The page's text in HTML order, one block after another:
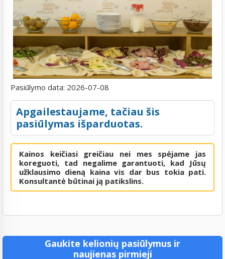
Pasiūlymo data: 2026-07-08
Apgailestaujame, tačiau šis
pasiūlymas išparduotas.
Kainos keičiasi greičiau nei mes spėjame jas
koreguoti, tad negalime garantuoti, kad Jūsų
užklausimo dieną kaina vis dar bus tokia pati.
Konsultantė būtinai ją patikslins.
Gaukite kelionių pasiūlymus ir
naujienas pirmieji